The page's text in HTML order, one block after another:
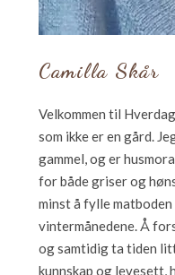
Camilla Skår
Velkommen til
som ikke er en gård.
gammel, og er
for både griser og
minst å fylle
vintermånedene. Å
og samtidig ta tiden
kunnskap og levesett,